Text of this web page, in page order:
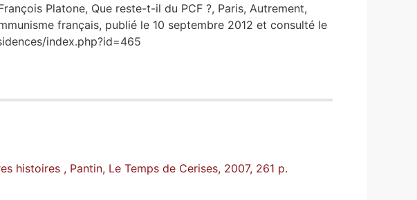
Platone, Que reste-t-il du PCF ?, Paris, Autrement,
français, publié le 10 septembre 2012 et consulté le
index.php?id=465
histoires , Pantin, Le Temps de Cerises, 2007, 261 p.